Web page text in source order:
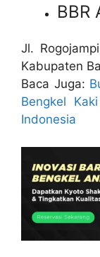
BBR
Jl.
Kabupaten
Baca Juga:
Bengkel
Indonesia